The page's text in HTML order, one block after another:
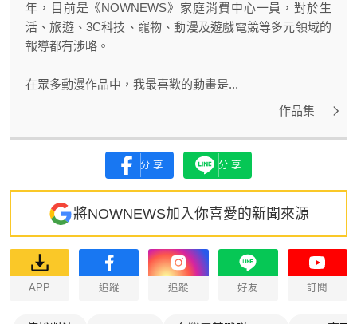
年，目前是《NOWNEWS》家庭消費中心一員，對於生
活、旅遊、3C科技、寵物、動漫及遊戲電競等多元領域的
報導都有涉略。
在眾多動漫作品中，我最喜歡的動畫是...
作品集
分享 分享
將NOWNEWS加入你喜愛的新聞來源
APP 追蹤 追蹤 好友 訂閱